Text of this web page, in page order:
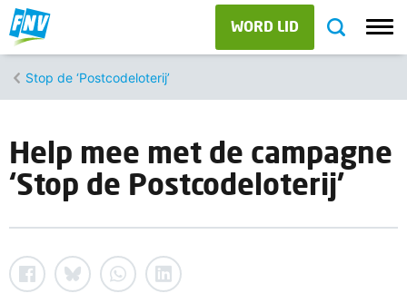
WORD LID
Stop de ‘Postcodeloterij’
Help mee met de campagne
‘Stop de Postcodeloterij’